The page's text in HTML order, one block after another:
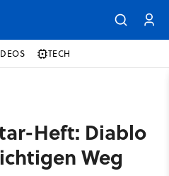
TECH
Heft: Diablo
Weg